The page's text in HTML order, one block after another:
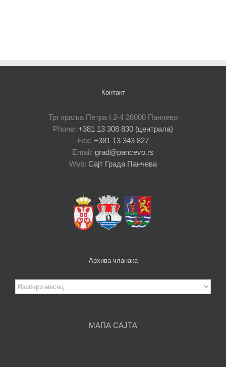
Контакт
Трг краља Петра I 2-4 26000 Панчево
Phone: +381 13 308 830 (централа)
Fax: +381 13 343 827
Email: grad@pancevo.rs
Web: Сајт Града Панчева
Архива чланака
Архива
чланака
МАПА САЈТА